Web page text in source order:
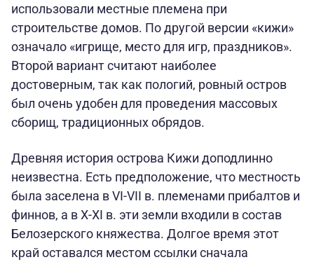
использовали местные племена при
строительстве домов. По другой версии «кижи»
означало «игрище, место для игр, праздников».
Второй вариант считают наиболее
достоверным, так как пологий, ровный остров
был очень удобен для проведения массовых
сборищ, традиционных обрядов.
Древняя история острова Кижи доподлинно
неизвестна. Есть предположение, что местность
была заселена в VI-VII в. племенами прибалтов и
финнов, а в X-XI в. эти земли входили в состав
Белозерского княжества. Долгое время этот
край оставался местом ссылки сначала